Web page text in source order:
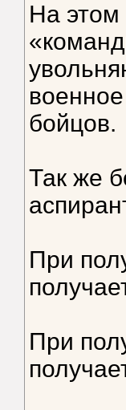
На этом
бойцов.
Так же
При
При